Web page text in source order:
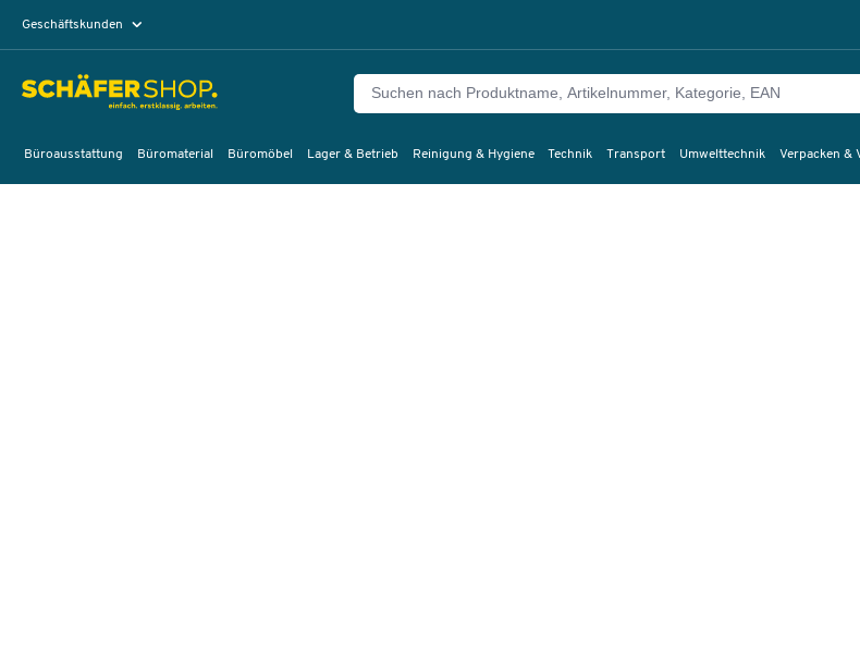
Geschäftskunden
Büroausstattung Büromaterial Büromöbel Lager & Betrieb Reinigung & Hygiene Technik Transport Umwelttechnik Verpacken &